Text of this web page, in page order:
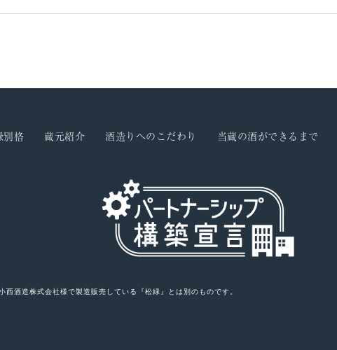
酒造株式会社様で製造販売している『松緑』とは別のものです。
別格 蔵元紹介 酒造りへのこだわり 当蔵の酒ができるまで